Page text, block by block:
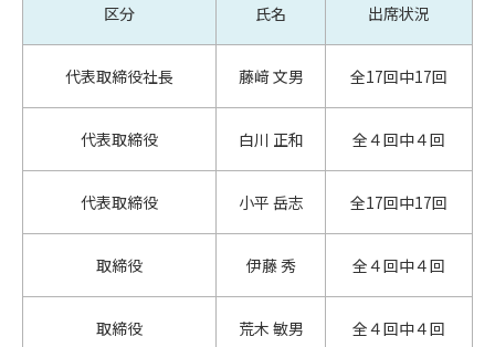
区分 氏名 出席状況
代表取締役社長 藤﨑 文男 全17回中17回
代表取締役 白川 正和 全４回中４回
代表取締役 小平 岳志 全17回中17回
取締役 伊藤 秀 全４回中４回
取締役 荒木 敏男 全４回中４回